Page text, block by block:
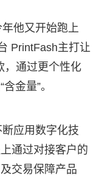
他又开始跑上
PrintFash主打让
，通过更个性化
金量”。
应用数字化技
通过对接客户的
交易保障产品